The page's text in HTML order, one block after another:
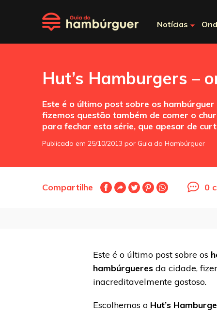
Notícias
Hut’s Hamburgers –
Este é o último post sobre os
fizemos questão também de comer o
para fechar esta série, que apesar de
Publicado em 25/10/2013 por Guia do Hambúrguer
Compartilhe 0
Este é o último post sobre os
hambúrgueres da cidade,
inacreditavelmente gostoso.
Escolhemos o Hut’s